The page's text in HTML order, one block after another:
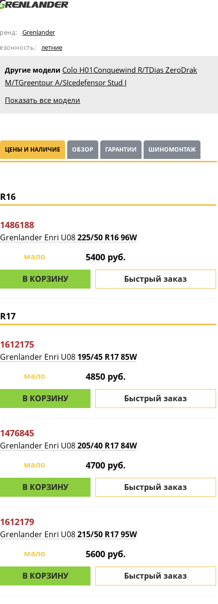
Grenlander
летние
Другие модели Colo H01 Conquewind R/TDias ZeroDrak
M/TGreentour A/SIcedefensor Stud I
Показать все модели
ЦЕНЫ И НАЛИЧИЕ ОБЗОР ГАРАНТИИ ШИНОМОНТАЖ
R16
1486188
Grenlander Enri U08225/50 R16 96W
мало
5400 руб.
В КОРЗИНУ Быстрый заказ
R17
1612175
Grenlander Enri U08 195/45 R17 85W
мало
4850 руб.
В КОРЗИНУ Быстрый заказ
1476845
Grenlander Enri U08205/40 R17 84W
мало
4700 руб.
В КОРЗИНУ Быстрый заказ
1612179
Grenlander Enri U08215/50 R17 95W
мало
5600 руб.
В КОРЗИНУ Быстрый заказ